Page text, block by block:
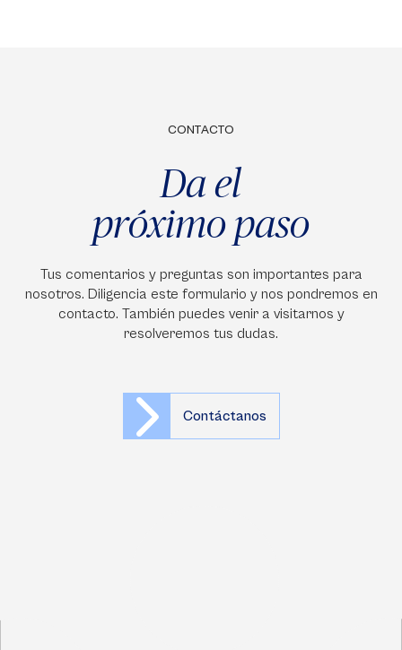
CONTACTO
Da el
próximo paso
Tus comentarios y preguntas son importantes para
nosotros. Diligencia este formulario y nos pondremos en
contacto. También puedes venir a visitarnos y
resolveremos tus dudas.
Contáctanos